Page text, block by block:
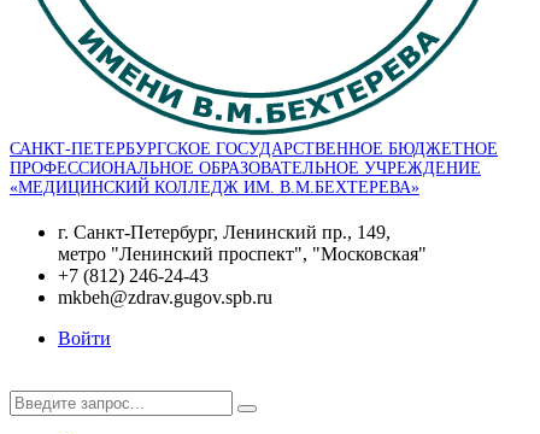
САНКТ-ПЕТЕРБУРГСКОЕ ГОСУДАРСТВЕННОЕ БЮДЖЕТНОЕ
ПРОФЕССИОНАЛЬНОЕ ОБРАЗОВАТЕЛЬНОЕ УЧРЕЖДЕНИЕ
«МЕДИЦИНСКИЙ КОЛЛЕДЖ ИМ. В.М.БЕХТЕРЕВА»
г. Санкт-Петербург, Ленинский пр., 149,
метро "Ленинский проспект", "Московская"
+7 (812) 246-24-43
mkbeh@zdrav.gugov.spb.ru
Войти